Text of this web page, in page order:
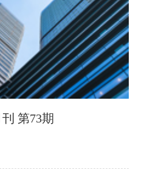
第73期